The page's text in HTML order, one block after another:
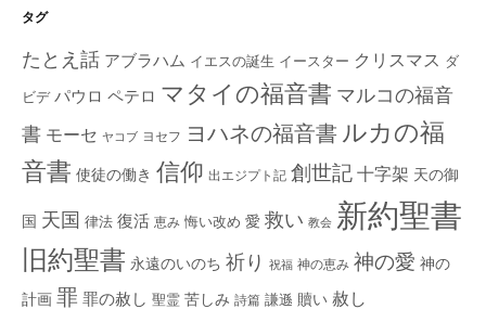
タグ
たとえ話 アブラハム イエスの誕生 イースター クリスマス ダ
ビデ パウロ ペテロ マタイの福音書 マルコの福音
書 モーセ ヤコブ ヨセフ ヨハネの福音書 ルカの福
音書 使徒の働き 信仰 出エジプト記 創世記 十字架 天の御
国 天国 律法 復活 恵み 悔い改め 愛 救い 教会 新約聖書
旧約聖書 永遠のいのち 祈り 祝福 神の恵み 神の愛 神の
計画 罪 罪の赦し 聖霊 苦しみ 詩篇 謙遜 贖い 赦し